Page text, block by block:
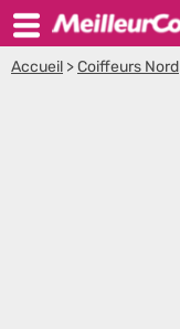
Accueil >Coiffeurs Nord